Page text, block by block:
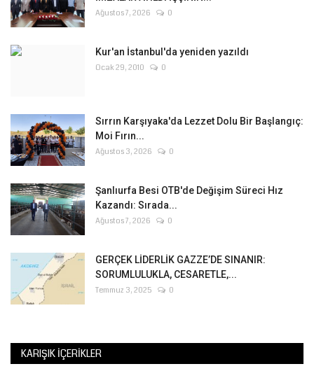
Ağustos 7, 2026 0
Kur'an İstanbul'da yeniden yazıldı
Ocak 29, 2010 0
Sırrın Karşıyaka'da Lezzet Dolu Bir Başlangıç:
Moi Fırın...
Ağustos 3, 2026 0
Şanlıurfa Besi OTB'de Değişim Süreci Hız
Kazandı: Sırada...
Ağustos 7, 2026 0
GERÇEK LİDERLİK GAZZE’DE SINANIR:
SORUMLULUKLA, CESARETLE,...
Temmuz 3, 2025 0
KARIŞIK İÇERIKLER